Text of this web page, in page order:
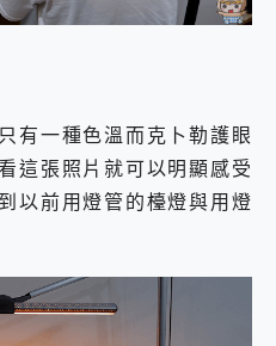
有一種色溫而克⼘勒護眼
這張照片就可以明顯感受
以前用燈管的檯燈與用燈